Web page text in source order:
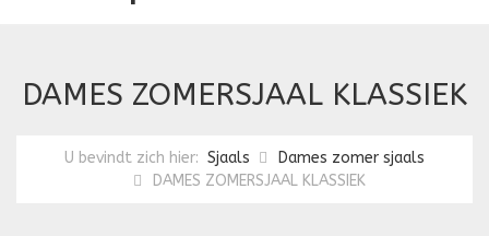
DAMES ZOMERSJAAL KLASSIEK
U bevindt zich hier: Sjaals
Dames zomer sjaals
DAMES ZOMERSJAAL KLASSIEK